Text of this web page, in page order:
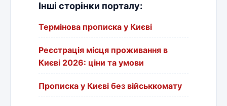
Інші сторінки порталу:
Термінова прописка у Києві
Реєстрація місця проживання в
Києві 2026: ціни та умови
Прописка у Києві без військкомату